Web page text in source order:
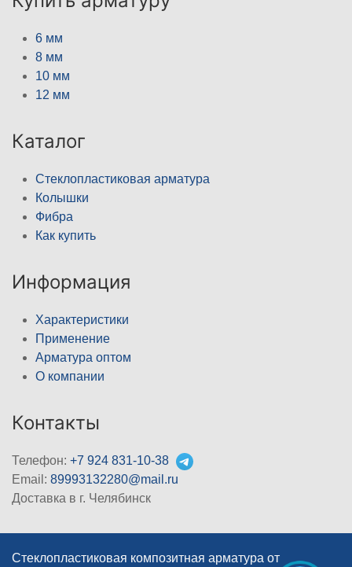
6 мм
8 мм
10 мм
12 мм
Каталог
Стеклопластиковая арматура
Колышки
Фибра
Как купить
Информация
Характеристики
Применение
Арматура оптом
О компании
Контакты
Телефон: +7 924 831-10-38
Email: 89993132280@mail.ru
Доставка в г. Челябинск
Стеклопластиковая композитная арматура от